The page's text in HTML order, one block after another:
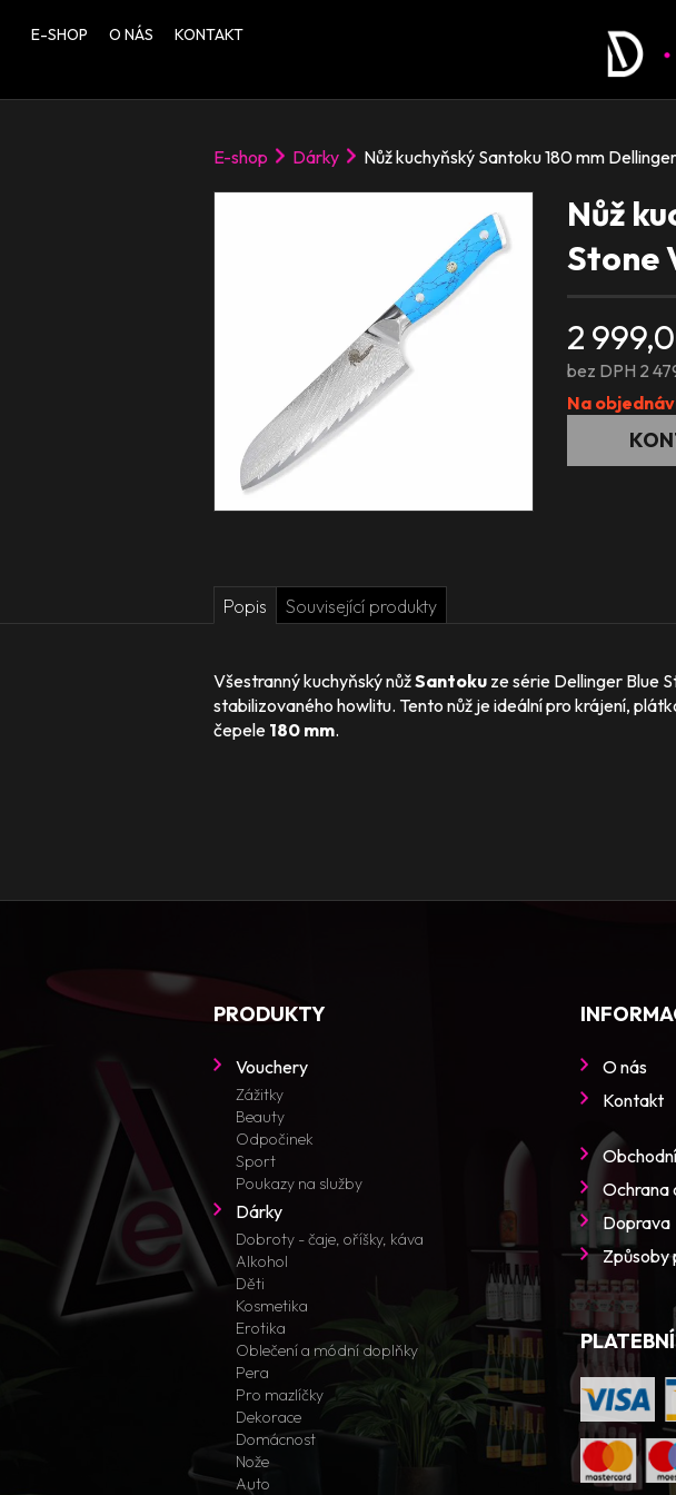
E-SHOP O NÁS KONTAKT
E-shop Dárky Nůž kuchyňský Santoku 180 mm
Nůž
Stone
2
bez DPH 2
Na
Popis Související produkty
Všestranný kuchyňský nůžSantoku ze série Dellinger Blue
stabilizovaného howlitu. Tento nůž je ideální pro krájení,
čepele 180 mm.
PRODUKTY
Vouchery
Zážitky
Beauty
Odpočinek
Sport
Poukazy na služby
Dárky
Dobroty - čaje, oříšky, káva
Alkohol
Děti
Kosmetika
Erotika
Oblečení a módní doplňky
Pera
Pro mazlíčky
Dekorace
Domácnost
Nože
Auto
O nás
Kontakt
Ochrana
Doprava
Způsoby